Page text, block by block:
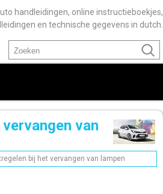
handleidingen, online instructieboekjes,
en technische gegevens in dutch.
van
bij het vervangen van lampen